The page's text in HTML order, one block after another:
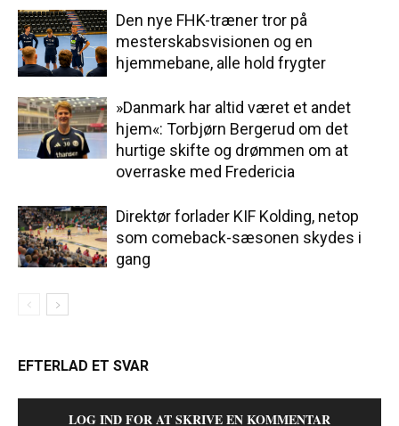
Den nye FHK-træner tror på
mesterskabsvisionen og en
hjemmebane, alle hold frygter
»Danmark har altid været et andet
hjem«: Torbjørn Bergerud om det
hurtige skifte og drømmen om at
overraske med Fredericia
Direktør forlader KIF Kolding, netop
som comeback-sæsonen skydes i
gang
EFTERLAD ET SVAR
LOG IND FOR AT SKRIVE EN KOMMENTAR